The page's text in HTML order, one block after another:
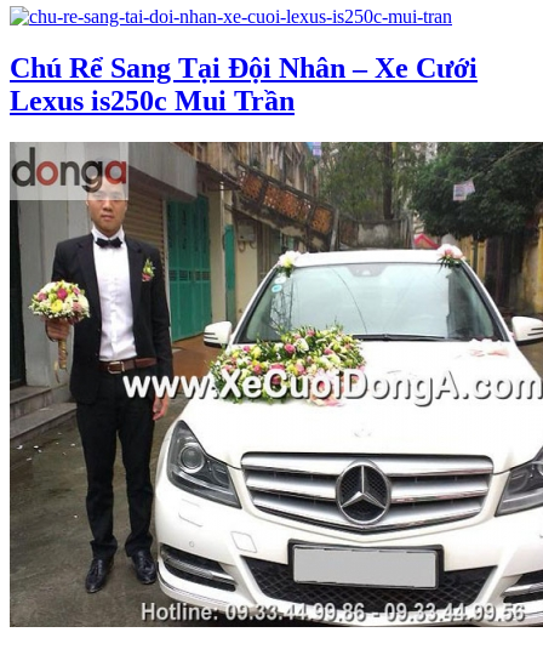
Chú Rể Sang Tại Đội Nhân – Xe Cưới
Lexus is250c Mui Trần